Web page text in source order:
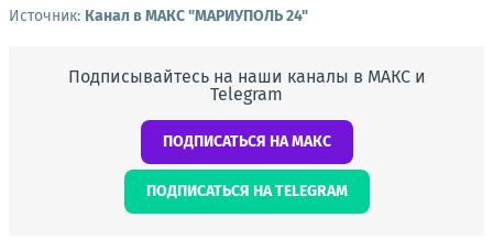
Источник: Канал в МАКС "МАРИУПОЛЬ 24"
Подписывайтесь на наши каналы в МАКС и
Telegram
ПОДПИСАТЬСЯ НА МАКС
ПОДПИСАТЬСЯ НА TELEGRAM